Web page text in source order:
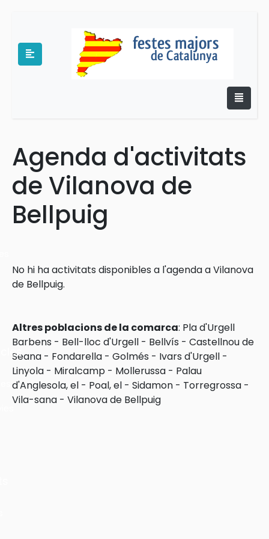
Agenda d'activitats
de Vilanova de
Bellpuig
No hi ha activitats disponibles a l'agenda a Vilanova
de Bellpuig.
Altres poblacions de la comarca: Pla d'Urgell
Barbens - Bell-lloc d'Urgell - Bellvís - Castellnou de
Seana - Fondarella - Golmés - Ivars d'Urgell -
Linyola - Miralcamp - Mollerussa - Palau
d'Anglesola, el - Poal, el - Sidamon - Torregrossa -
Vila-sana - Vilanova de Bellpuig